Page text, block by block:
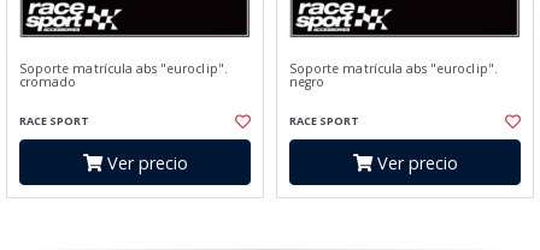
Soporte matrícula abs "euroclip".
cromado
RACE SPORT
Ver precio
Soporte matrícula abs "euroclip".
negro
RACE SPORT
Ver precio